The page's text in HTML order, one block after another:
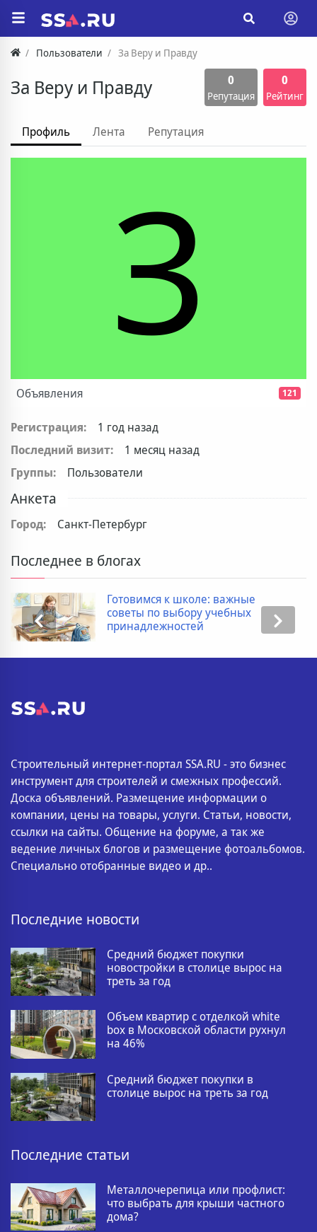
Пользователи За Веру и Правду
За Веру и Правду 0
Репутация
0
Рейтинг
Профиль Лента Репутация
З
Объявления 121
Регистрация:
1 год назад
Последний визит:
1 месяц назад
Группы:
Пользователи
Анкета
Город: Санкт-Петербург
Последнее в блогах
Готовимся к школе: важные
советы по выбору учебных
принадлежностей
Строительный интернет-портал SSA.RU - это бизнес
инструмент для строителей и смежных профессий.
Доска объявлений. Размещение информации о
компании, цены на товары, услуги. Статьи, новости,
ссылки на сайты. Общение на форуме, а так же
ведение личных блогов и размещение фотоальбомов.
Специально отобранные видео и др..
Последние новости
Средний бюджет покупки
новостройки в столице вырос на
треть за год
Объем квартир с отделкой white
box в Московской области рухнул
на 46%
Средний бюджет покупки в
столице вырос на треть за год
Последние статьи
Металлочерепица или профлист:
что выбрать для крыши частного
дома?